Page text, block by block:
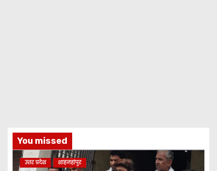
You missed
उत्तर प्रदेश शाहजहांपुर